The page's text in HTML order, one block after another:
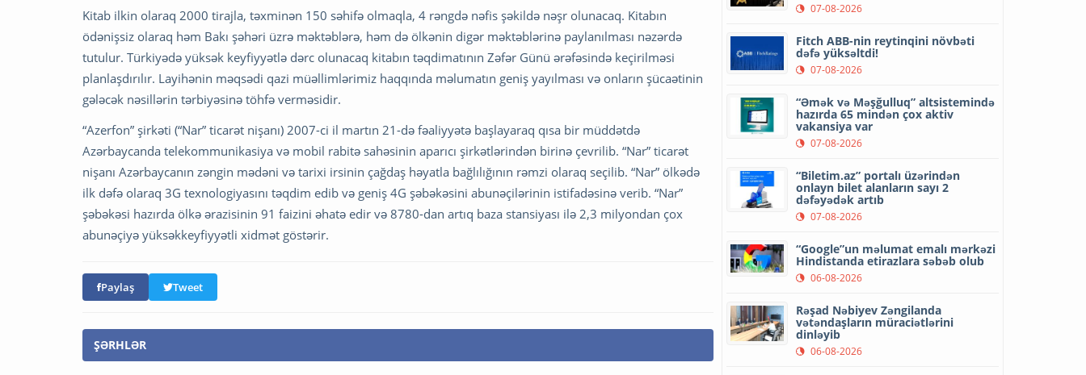
Kitab ilkin olaraq 2000 tirajla, təxminən 150 səhifə olmaqla, 4 rəngdə nəfis şəkildə nəşr olunacaq. Kitabın
ödənişsiz olaraq həm Bakı şəhəri üzrə məktəblərə, həm də ölkənin digər məktəblərinə paylanılması nəzərdə
tutulur. Türkiyədə yüksək keyfiyyətlə dərc olunacaq kitabın təqdimatının Zəfər Günü ərəfəsində keçirilməsi
planlaşdırılır. Layihənin məqsədi qazi müəllimlərimiz haqqında məlumatın geniş yayılması və onların şücaətinin
gələcək nəsillərin tərbiyəsinə töhfə verməsidir.
“Azerfon” şirkəti (“Nar” ticarət nişanı) 2007-ci il martın 21-də fəaliyyətə başlayaraq qısa bir müddətdə
Azərbaycanda telekommunikasiya və mobil rabitə sahəsinin aparıcı şirkətlərindən birinə çevrilib. “Nar” ticarət
nişanı Azərbaycanın zəngin mədəni və tarixi irsinin çağdaş həyatla bağlılığının rəmzi olaraq seçilib. “Nar” ölkədə
ilk dəfə olaraq 3G texnologiyasını təqdim edib və geniş 4G şəbəkəsini abunəçilərinin istifadəsinə verib. “Nar”
şəbəkəsi hazırda ölkə ərazisinin 91 faizini əhatə edir və 8780-dan artıq baza stansiyası ilə 2,3 milyondan çox
abunəçiyə yüksəkkeyfiyyətli xidmət göstərir.
Paylaş Tweet
ŞƏRHLƏR
07-08-2026
Fitch ABB-nin reytinqini növbəti
dəfə yüksəltdi!
07-08-2026
“Əmək və Məşğulluq” altsistemində
hazırda 65 mindən çox aktiv
vakansiya var
07-08-2026
“Biletim.az” portalı üzərindən
onlayn bilet alanların sayı 2
dəfəyədək artıb
07-08-2026
“Google”un məlumat emalı mərkəzi
Hindistanda etirazlara səbəb olub
06-08-2026
Rəşad Nəbiyev Zəngilanda
vətəndaşların müraciətlərini
dinləyib
06-08-2026